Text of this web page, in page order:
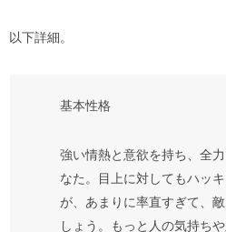
以下詳細。
基本性格
強い情熱と意欲を持ち、全
なた。目上に対してもハッ
が、あまりに率直すぎて、
しょう。もっと人の気持ち